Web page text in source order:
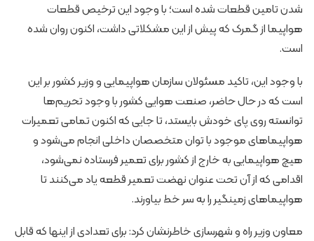
شدن تامین قطعات شده است؛ با وجود این ترخیص قطعات
هواپیما از گمرک که پیش از این مشکلاتی داشت، اکنون روان شده
است.
با وجود این، تاکید مسئولان سازمان هواپیمایی و وزیر کشور بر این
است که در حال حاضر، صنعت هوایی کشور با وجود تحریم‌ها
توانسته روی پای خودش بایستد، تا جایی که اکنون تمامی تعمیرات
هواپیماهای موجود با توان متخصصان داخلی انجام می‌شود و
هیچ هواپیمایی به خارج از کشور برای تعمیر فرستاده نمی‌شود،
اقدامی که از آن تحت عنوان نهضت تعمیر قطعه یاد می‌کنند تا
هواپیماهای زمینگیر را به سر خط بیاورند.
معاون وزیر راه و شهرسازی خاطرنشان کرد: برای تعدادی از اینها که قابل